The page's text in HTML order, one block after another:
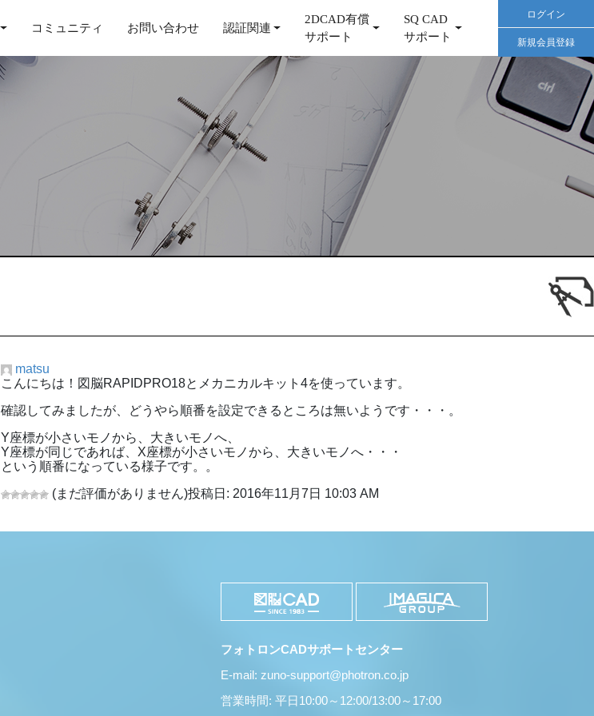
コミュニティ お問い合わせ 認証関連
2DCAD有償
サポート
SQ CAD
サポート
ログイン
新規会員登録
matsu
こんにちは！図脳RAPIDPRO18とメカニカルキット4を使っています。
確認してみましたが、どうやら順番を設定できるところは無いようです・・・。
Y座標が小さいモノから、大きいモノへ、
Y座標が同じであれば、X座標が小さいモノから、大きいモノへ・・・
という順番になっている様子です。。
(まだ評価がありません)投稿日: 2016年11月7日 10:03 AM
フォトロンCADサポートセンター
E-mail: zuno-support@photron.co.jp
営業時間: 平日10:00～12:00/13:00～17:00